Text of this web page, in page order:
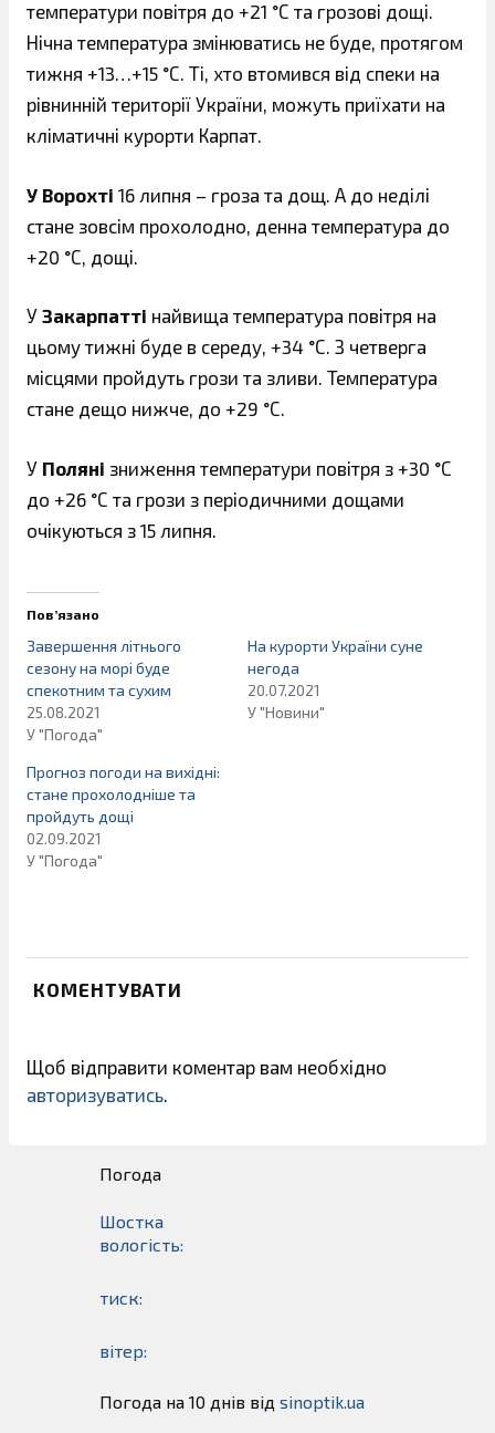
температури повітря до +21 °С та грозові дощі.
Нічна температура змінюватись не буде, протягом
тижня +13…+15 °С. Ті, хто втомився від спеки на
рівнинній території України, можуть приїхати на
кліматичні курорти Карпат.
У Ворохті 16 липня – гроза та дощ. А до неділі
стане зовсім прохолодно, денна температура до
+20 °С, дощі.
У Закарпатті найвища температура повітря на
цьому тижні буде в середу, +34 °С. З четверга
місцями пройдуть грози та зливи. Температура
стане дещо нижче, до +29 °С.
У Поляні зниження температури повітря з +30 °С
до +26 °С та грози з періодичними дощами
очікуються з 15 липня.
Пов’язано
Завершення літнього
сезону на морі буде
спекотним та сухим
25.08.2021
У "Погода"
На курорти України суне
негода
20.07.2021
У "Новини"
Прогноз погоди на вихідні:
стане прохолодніше та
пройдуть дощі
02.09.2021
У "Погода"
КОМЕНТУВАТИ
Щоб відправити коментар вам необхідно
авторизуватись.
Погода
Шостка
вологість:
тиск:
вітер:
Погода на 10 днів від sinoptik.ua